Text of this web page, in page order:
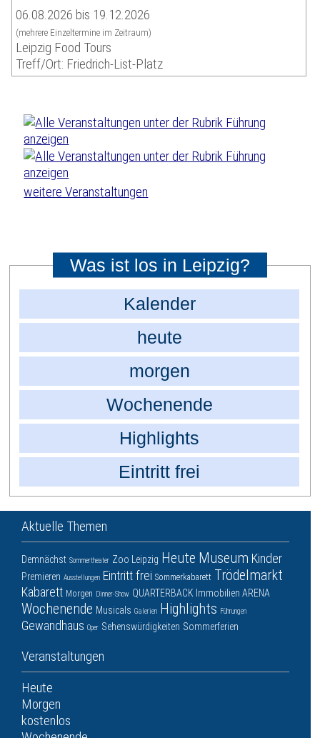
06.08.2026 bis 19.12.2026
(mehrere Einzeltermine im Zeitraum)
Leipzig Food Tours
Treff/Ort: Friedrich-List-Platz
weitere Veranstaltungen
Was ist los in Leipzig?
Kalender
heute
morgen
Wochenende
Highlights
Eintritt frei
Aktuelle Themen
Demnächst Sommertheater Zoo Leipzig Heute Museum Kinder
Premieren Ausstellungen Eintritt frei Sommerkabarett Trödelmarkt
Kabarett Morgen Dinner-Show QUARTERBACK Immobilien ARENA
Wochenende Musicals Galerien Highlights Führungen
Gewandhaus Oper Sehenswürdigkeiten Sommerferien
Veranstaltungen
Heute
Morgen
kostenlos